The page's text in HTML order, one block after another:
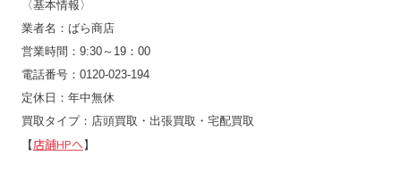
〈基本情報〉
業者名：ばら商店
営業時間：9:30～19：00
電話番号：0120-023-194
定休日：年中無休
買取タイプ：店頭買取・出張買取・宅配買取
【 店舗HPへ】